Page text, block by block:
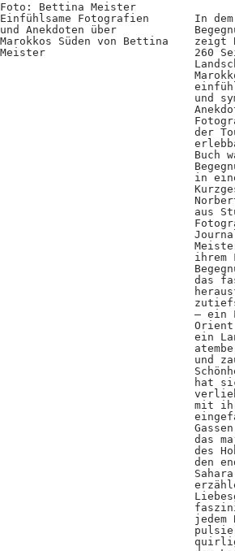
Fakten für
Projekte und
Foto: Bettina Meister
Einfühlsame Fotografien
und Anekdoten über
Marokkos Süden von Bettina
Meister
In
zeigt
260
und
der
Buch
in
aus
ihrem
das
– ein
ein
und
hat
mit
das
des
den